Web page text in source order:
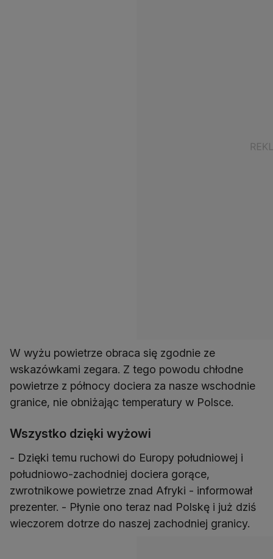
W wyżu powietrze obraca się zgodnie ze
wskazówkami zegara. Z tego powodu chłodne
powietrze z północy dociera za nasze wschodnie
granice, nie obniżając temperatury w Polsce.
Wszystko dzięki wyżowi
- Dzięki temu ruchowi do Europy południowej i
południowo-zachodniej dociera gorące,
zwrotnikowe powietrze znad Afryki - informował
prezenter. - Płynie ono teraz nad Polskę i już dziś
wieczorem dotrze do naszej zachodniej granicy.